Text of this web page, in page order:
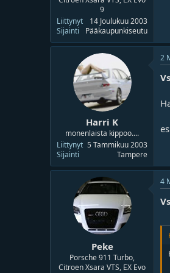
9
Liittynyt
14 Joulukuu 2003
Sijainti
Pääkaupunkiseutu
Harri K
monenlaista kippoo....
Liittynyt 5 Tammikuu 2003
Sijainti
Tampere
2
Peke
Porsche 911 Turbo,
Citroen Xsara VTS, EX Evo
4